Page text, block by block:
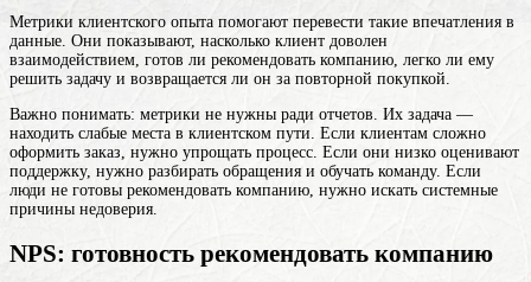
Метрики клиентского опыта помогают перевести такие впечатления в
данные. Они показывают, насколько клиент доволен
взаимодействием, готов ли рекомендовать компанию, легко ли ему
решить задачу и возвращается ли он за повторной покупкой.
Важно понимать: метрики не нужны ради отчетов. Их задача —
находить слабые места в клиентском пути. Если клиентам сложно
оформить заказ, нужно упрощать процесс. Если они низко оценивают
поддержку, нужно разбирать обращения и обучать команду. Если
люди не готовы рекомендовать компанию, нужно искать системные
причины недоверия.
NPS: готовность рекомендовать компанию